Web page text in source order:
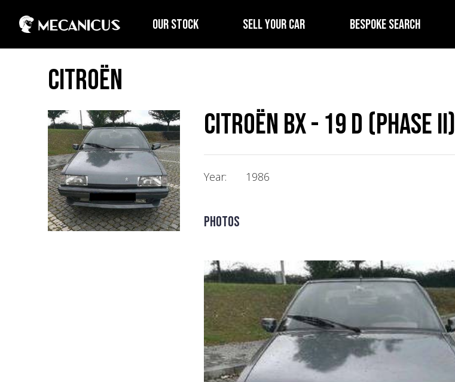
OUR STOCK SELL YOUR CAR BESPOKE SEARCH
Citroën
Citroën BX - 19 D (Phase II)
Year: 1986
Photos